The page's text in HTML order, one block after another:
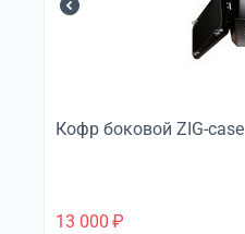
Кофр боковой ZIG-case
13 000 ₽